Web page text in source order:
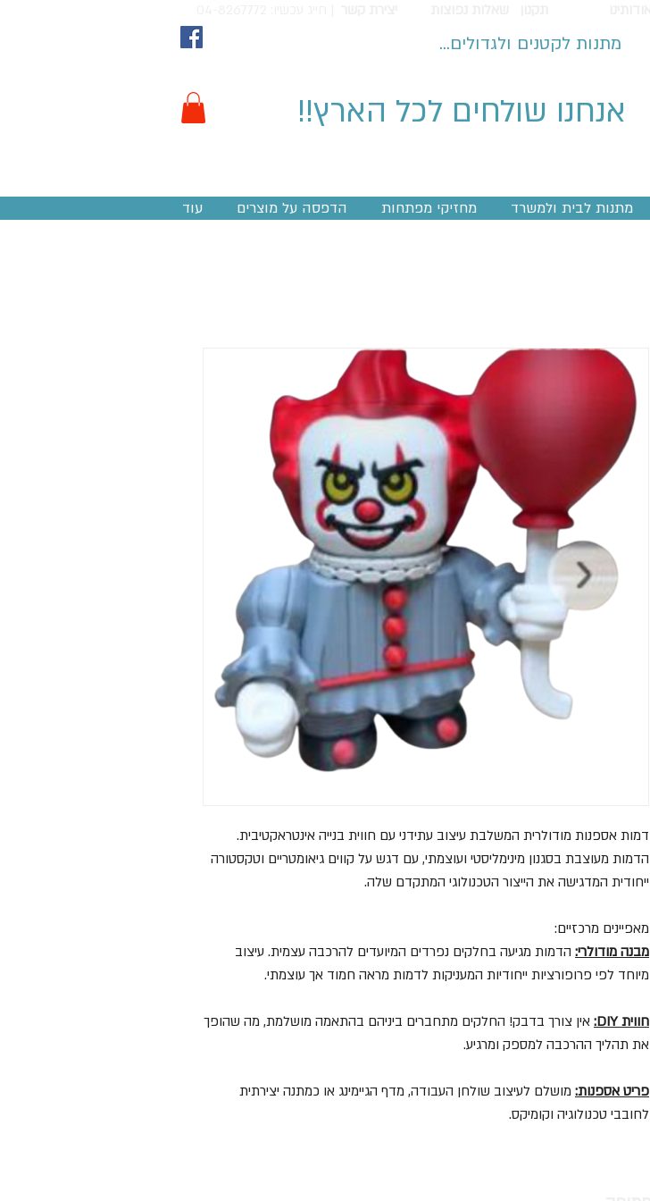
מתנות לקטנים ולגדולים...
אנחנו שולחים לכל הארץ!!
מתנות לבית ולמשרד מחזיקי מפתחות הדפסה על מוצרים עוד
דמות אספנות מודולרית המשלבת עיצוב עתידני עם חווית בנייה אינטראקטיבית.
הדמות מעוצבת בסגנון מינימליסטי ועוצמתי, עם דגש על קווים גיאומטריים וטקסטורה
ייחודית המדגישה את הייצור הטכנולוגי המתקדם שלה.
מאפיינים מרכזיים:
מבנה מודולרי: הדמות מגיעה בחלקים נפרדים המיועדים להרכבה עצמית. עיצוב
מיוחד לפי פרופורציות ייחודיות המעניקות לדמות מראה חמוד אך עוצמתי.
חווית DIY:
אין צורך בדבק! החלקים מתחברים ביניהם בהתאמה מושלמת, מה שהופך
את תהליך ההרכבה למספק ומרגיע.
פריט אספנות: מושלם לעיצוב שולחן העבודה, מדף הגיימינג או כמתנה יצירתית
לחובבי טכנולוגיה וקומיקס.